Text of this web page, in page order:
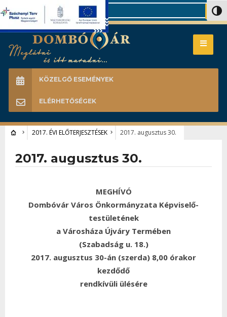
Search
KÖZELGŐ ESEMÉNYEK
ELÉRHETŐSÉGEK
2017. ÉVI ELŐTERJESZTÉSEK 2017. augusztus 30.
2017. augusztus 30.
MEGHÍVÓ
Dombóvár Város Önkormányzata Képviselő-
testületének
a Városháza Újváry Termében
(Szabadság u. 18.)
2017. augusztus 30-án (szerda) 8,00 órakor
kezdődő
rendkívüli ülésére